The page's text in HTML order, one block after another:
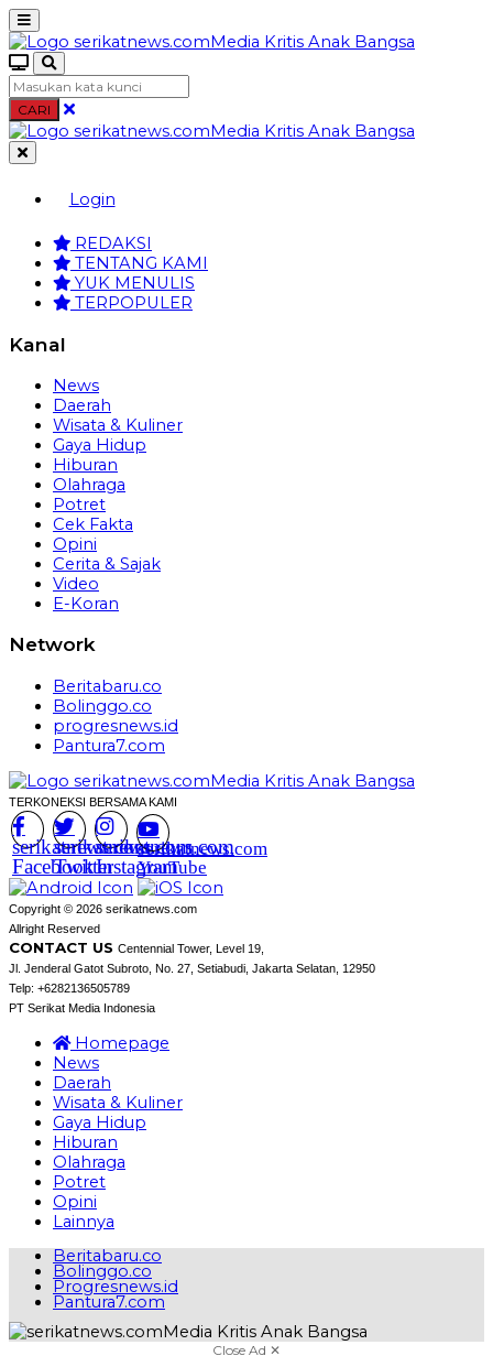
CARI
Login
REDAKSI
TENTANG KAMI
YUK MENULIS
TERPOPULER
Kanal
News
Daerah
Wisata & Kuliner
Gaya Hidup
Hiburan
Olahraga
Potret
Cek Fakta
Opini
Cerita & Sajak
Video
E-Koran
Network
Beritabaru.co
Bolinggo.co
progresnews.id
Pantura7.com
TERKONEKSI BERSAMA KAMI
serikatnews.com
Facebook
serikatnews.com
Twitter
serikatnews.com
Instagram
serikatnews.com
YouTube
Copyright © 2026 serikatnews.com
Allright Reserved
CONTACT US Centennial Tower, Level 19,
Jl. Jenderal Gatot Subroto, No. 27, Setiabudi, Jakarta Selatan, 12950
Telp: +6282136505789
PT Serikat Media Indonesia
Homepage
News
Daerah
Wisata & Kuliner
Gaya Hidup
Hiburan
Olahraga
Potret
Opini
Lainnya
Beritabaru.co
Bolinggo.co
Progresnews.id
Pantura7.com
Close Ad ✕